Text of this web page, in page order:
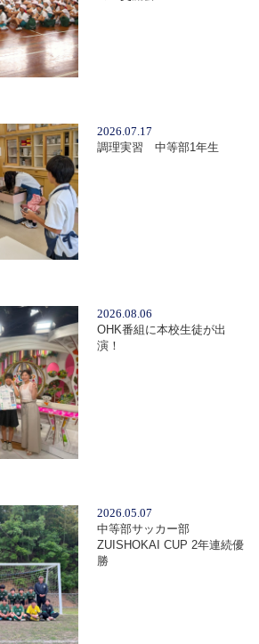
2026.07.17
調理実習 中等部1年生
2026.08.06
OHK番組に本校生徒が出
演！
2026.05.07
中等部サッカー部
ZUISHOKAI CUP 2年連続優
勝